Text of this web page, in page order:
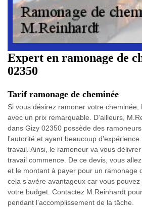
Expert en ramonage de
02350
Tarif ramonage de cheminée
Si vous désirez ramoner votre cheminée,
avec un prix remarquable. D’ailleurs,
dans Gizy 02350 possède des
l’autorité et ayant beaucoup
travail. Ainsi, le ramoneur va vous
travail commence. De ce devis, vous
et le montant à payer pour un ramonage
cela s’avère avantageux car vous
votre budget. Contactez M.Reinhardt
pendant l’accomplissement de la tâche.